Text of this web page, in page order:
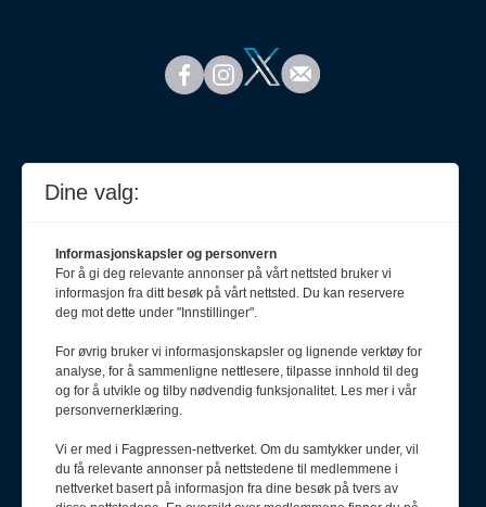
Meld deg på nyhetsbrev
Dine valg:
Informasjonskapsler og personvern
For å gi deg relevante annonser på vårt nettsted bruker vi
informasjon fra ditt besøk på vårt nettsted. Du kan reservere
deg mot dette under "Innstillinger".
For øvrig bruker vi informasjonskapsler og lignende verktøy for
analyse, for å sammenligne nettlesere, tilpasse innhold til deg
og for å utvikle og tilby nødvendig funksjonalitet. Les mer i vår
personvernerklæring.
Vi er med i Fagpressen-nettverket. Om du samtykker under, vil
du få relevante annonser på nettstedene til medlemmene i
nettverket basert på informasjon fra dine besøk på tvers av